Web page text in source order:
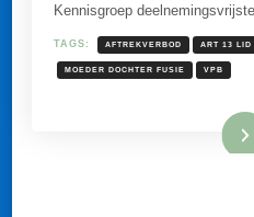
Kennisgroep
TAGS: AFTREKVERBOD ART 13 LID
MOEDER DOCHTER FUSIE VPB
Lees meer